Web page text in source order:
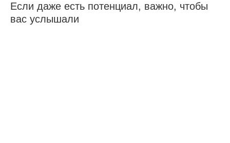
Если даже есть потенциал, важно, чтобы
вас услышали